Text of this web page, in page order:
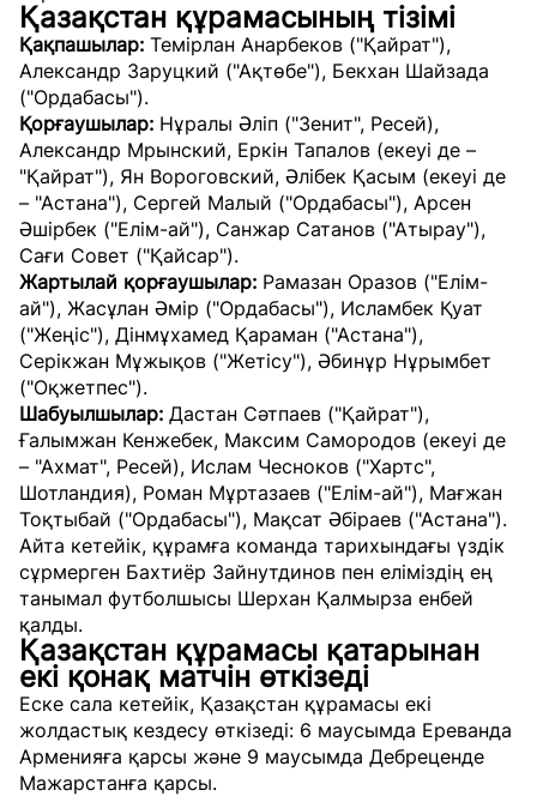
Қазақстан құрамасының тізімі
Қақпашылар: Темірлан Анарбеков ("Қайрат"),
Александр Заруцкий ("Ақтөбе"), Бекхан Шайзада
("Ордабасы").
Қорғаушылар: Нұралы Әліп ("Зенит", Ресей),
Александр Мрынский, Еркін Тапалов (екеуі де –
"Қайрат"), Ян Вороговский, Әлібек Қасым (екеуі де
– "Астана"), Сергей Малый ("Ордабасы"), Арсен
Әшірбек ("Елім-ай"), Санжар Сатанов ("Атырау"),
Сағи Совет ("Қайсар").
Жартылай қорғаушылар: Рамазан Оразов ("Елім-
ай"), Жасұлан Әмір ("Ордабасы"), Исламбек Қуат
("Жеңіс"), Дінмұхамед Қараман ("Астана"),
Серікжан Мұжықов ("Жетісу"), Әбинұр Нұрымбет
("Оқжетпес").
Шабуылшылар: Дастан Сәтпаев ("Қайрат"),
Ғалымжан Кенжебек, Максим Самородов (екеуі де
– "Ахмат", Ресей), Ислам Чесноков ("Хартс",
Шотландия), Роман Мұртазаев ("Елім-ай"), Мағжан
Тоқтыбай ("Ордабасы"), Мақсат Әбіраев ("Астана").
Айта кетейік, құрамға команда тарихындағы үздік
сұрмерген Бахтиёр Зайнутдинов пен еліміздің ең
танымал футболшысы Шерхан Қалмырза енбей
қалды.
Қазақстан құрамасы қатарынан
екі қонақ матчін өткізеді
Еске сала кетейік, Қазақстан құрамасы екі
жолдастық кездесу өткізеді: 6 маусымда Ереванда
Арменияға қарсы және 9 маусымда Дебреценде
Мажарстанға қарсы.